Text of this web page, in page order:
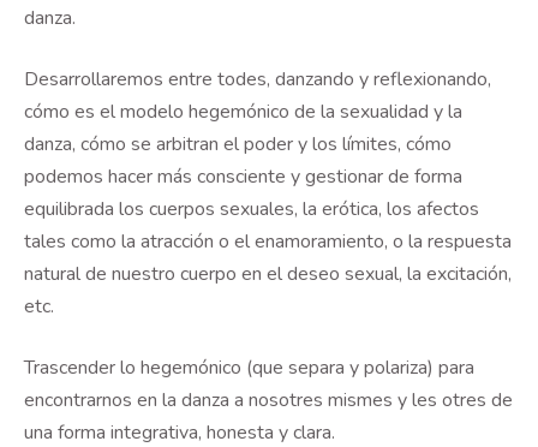
danza.
Desarrollaremos entre todes, danzando y reflexionando,
cómo es el modelo hegemónico de la sexualidad y la
danza, cómo se arbitran el poder y los límites, cómo
podemos hacer más consciente y gestionar de forma
equilibrada los cuerpos sexuales, la erótica, los afectos
tales como la atracción o el enamoramiento, o la respuesta
natural de nuestro cuerpo en el deseo sexual, la excitación,
etc.
Trascender lo hegemónico (que separa y polariza) para
encontrarnos en la danza a nosotres mismes y les otres de
una forma integrativa, honesta y clara.